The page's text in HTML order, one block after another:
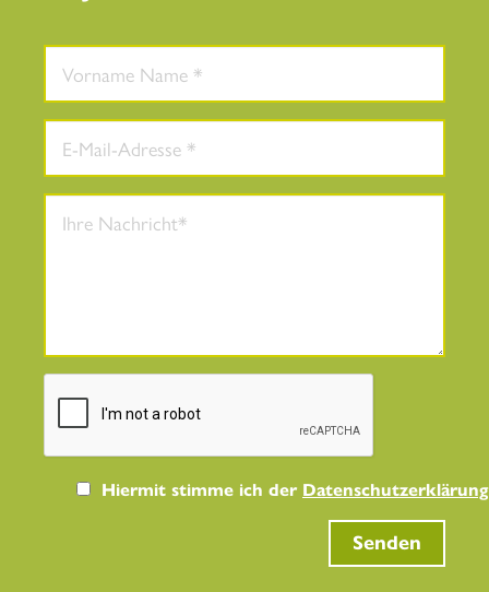
Hiermit stimme ich der Datenschutzerklärung
Senden